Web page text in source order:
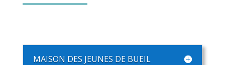
MAISON DES JEUNES DE BUEIL